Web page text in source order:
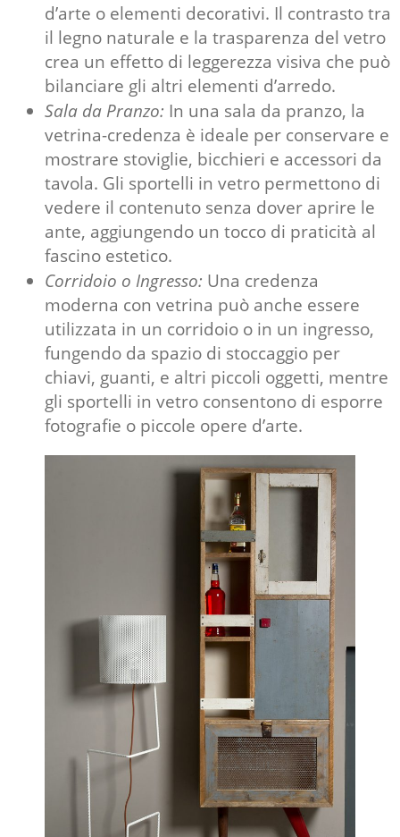
d’arte o elementi decorativi. Il contrasto tra
il legno naturale e la trasparenza del vetro
crea un effetto di leggerezza visiva che può
bilanciare gli altri elementi d’arredo.
Sala da Pranzo: In una sala da pranzo, la
vetrina-credenza è ideale per conservare e
mostrare stoviglie, bicchieri e accessori da
tavola. Gli sportelli in vetro permettono di
vedere il contenuto senza dover aprire le
ante, aggiungendo un tocco di praticità al
fascino estetico.
Corridoio o Ingresso: Una credenza
moderna con vetrina può anche essere
utilizzata in un corridoio o in un ingresso,
fungendo da spazio di stoccaggio per
chiavi, guanti, e altri piccoli oggetti, mentre
gli sportelli in vetro consentono di esporre
fotografie o piccole opere d’arte.